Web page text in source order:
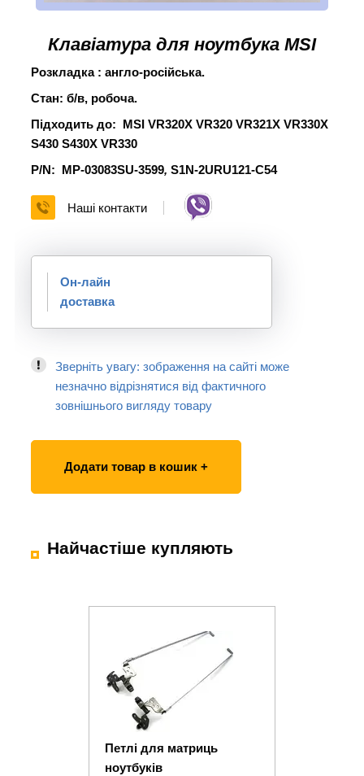
Клавіатура для ноутбука MSI
Розкладка : англо-російська.
Стан: б/в, робоча.
Підходить до: MSI VR320X VR320 VR321X VR330X
S430 S430X VR330
P/N: MP-03083SU-3599, S1N-2URU121-C54
Наші контакти
Он-лайн
доставка
Зверніть увагу: зображення на сайті може
незначно відрізнятися від фактичного
зовнішнього вигляду товару
Додати товар в кошик +
Найчастіше купляють
Петлі для матриць
ноутбуків